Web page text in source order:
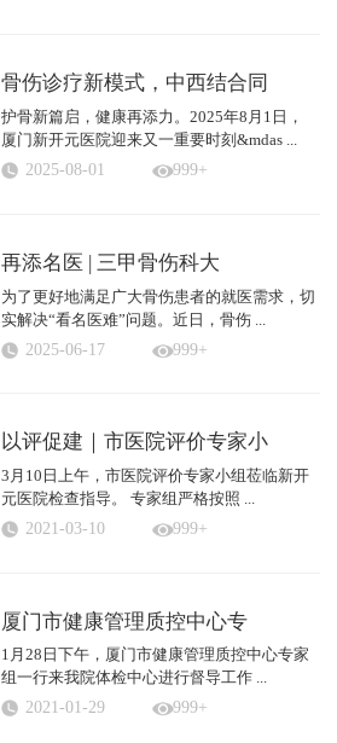
骨伤诊疗新模式，中西结合同
护骨新篇启，健康再添力。2025年8月1日，
厦门新开元医院迎来又一重要时刻&mdas ...
2025-08-01 999+
再添名医 | 三甲骨伤科大
为了更好地满足广大骨伤患者的就医需求，切
实解决“看名医难”问题。近日，骨伤 ...
2025-06-17 999+
以评促建｜市医院评价专家小
3月10日上午，市医院评价专家小组莅临新开
元医院检查指导。 专家组严格按照 ...
2021-03-10 999+
厦门市健康管理质控中心专
1月28日下午，厦门市健康管理质控中心专家
组一行来我院体检中心进行督导工作 ...
2021-01-29 999+